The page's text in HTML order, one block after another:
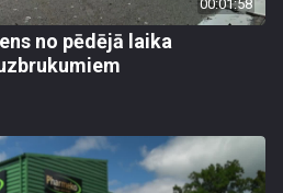
00:01:58
no pēdējā laika